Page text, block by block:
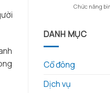
Chức năng
DANH MỤC
Cổ đông
Dịch vụ